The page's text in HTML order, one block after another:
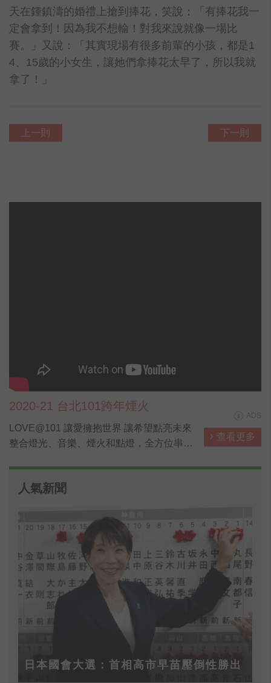
天在鍾鎮濤的婚禮上搶到捧花，笑說：「有捧花我一
定會拿到！因為我不想輸！對我來說就像一場比
賽。」又說：「其實現場有很多前輩的小孩，都是1
4、15歲的小女生，讓她們拿捧花太早了，所以我就
拿了！」
上一則 下一則
2020-21 台北101跨年煙火
LOVE@101 讓愛擁抱世界 讓希望點亮未來
整合燈光、音樂、煙火和點燈，全方位串聯
查看更多
人氣新聞
日本國會大選：首相高市早苗壓倒性勝出